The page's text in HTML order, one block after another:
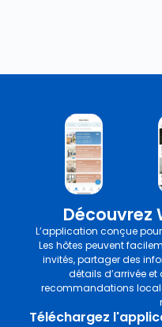
Découvrez
L’application conçue
Les hôtes peuvent
invités, partager des
détails d’arrivée et
recommandations
Téléchargez